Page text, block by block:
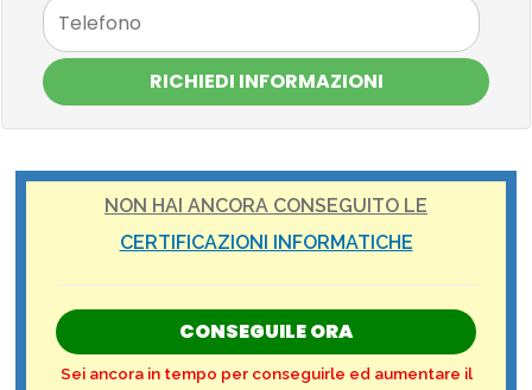
RICHIEDI INFORMAZIONI
NON HAI ANCORA CONSEGUITO LE
CERTIFICAZIONI INFORMATICHE
CONSEGUILE ORA
Sei ancora in tempo per conseguirle ed aumentare il